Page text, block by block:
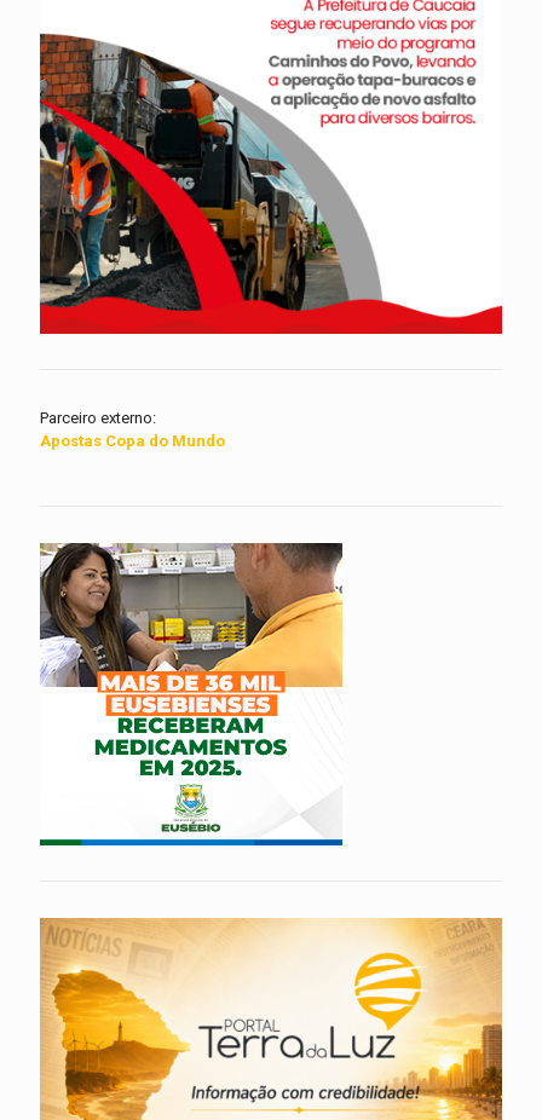
Parceiro externo:
Apostas Copa do Mundo